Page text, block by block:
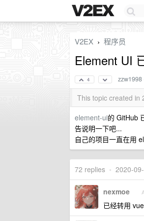
V2EX › 程序员
Element UI
4 zzw1998
This topic created in
element-ui的 GitHub
告说明一下吧...
自己的项目一直在用
72 replies • 2020-
nexmoe
已经转用